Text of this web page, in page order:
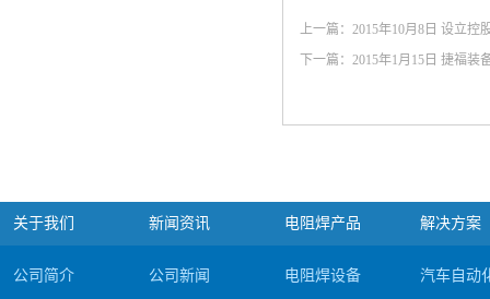
上一篇： 2015年10月8日 设立控
下一篇： 2015年1月15日 捷福装
关于我们
公司简介
新闻资讯
公司新闻
电阻焊产品
电阻焊设备
解决方案
汽车自动